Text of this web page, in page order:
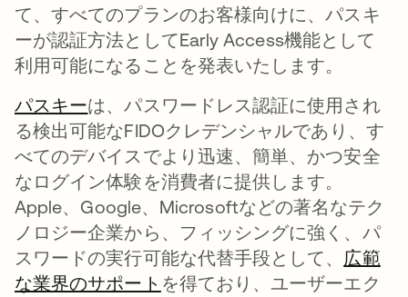
て、すべてのプランのお客様向けに、パスキ
ーが認証方法としてEarly Access機能として
利用可能になることを発表いたします。
パスキー新しいタブで開く
は、パスワードレス認証に使用され
る検出可能なFIDOクレデンシャルであり、す
べてのデバイスでより迅速、簡単、かつ安全
なログイン体験を消費者に提供します。
Apple、Google、Microsoftなどの著名なテク
ノロジー企業から、フィッシングに強く、パ
スワードの実行可能な代替手段として、 広範
な業界のサポート 新しいタブで開く
を得ており、ユーザーエク